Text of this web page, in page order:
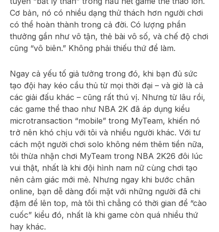
Cơ bản, nó có nhiều dạng thử thách hơn người chơi
có thể hoàn thành trong cả đời. Có lượng phần
thưởng gần như vô tận, thẻ bài vô số, và chế độ chơi
cũng “vô biên.” Không phải thiếu thứ để làm.
Ngay cả yếu tố giả tưởng trong đó, khi bạn đủ sức
tạo đội hay kéo cầu thủ từ mọi thời đại – và giờ là cả
các giải đấu khác – cũng rất thú vị. Nhưng từ lâu rồi,
các game thể thao như NBA 2K đã áp dụng kiểu
microtransaction “mobile” trong MyTeam, khiến nó
trở nên khó chịu với tôi và nhiều người khác. Với tư
cách một người chơi solo không ném thêm tiền nữa,
tôi thừa nhận chơi MyTeam trong NBA 2K26 đôi lúc
vui thật, nhất là khi đội hình nam nữ cùng chơi tạo
nên cảm giác mới mẻ. Nhưng ngay khi bước chân
online, bạn dễ dàng đối mặt với những người đã chi
đậm để lên top, mà tôi thì chẳng có thời gian để “cào
cuốc” kiểu đó, nhất là khi game còn quá nhiều thứ
hay khác.